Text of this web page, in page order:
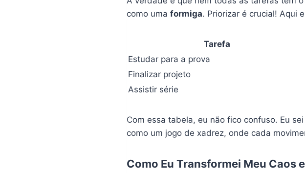
como umaformiga. Priorizar é crucial! Aqui
Tarefa
Estudar para a prova
Finalizar projeto
Assistir série
Com essa tabela, eu não fico confuso. Eu
como um jogo de xadrez, onde cada
Como Eu Transformei Meu Caos